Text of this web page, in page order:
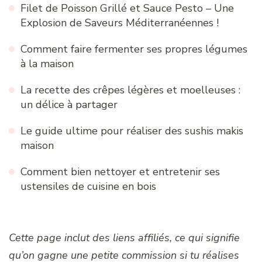
Filet de Poisson Grillé et Sauce Pesto – Une
Explosion de Saveurs Méditerranéennes !
Comment faire fermenter ses propres légumes
à la maison
La recette des crêpes légères et moelleuses :
un délice à partager
Le guide ultime pour réaliser des sushis makis
maison
Comment bien nettoyer et entretenir ses
ustensiles de cuisine en bois
Cette page inclut des liens affiliés, ce qui signifie
qu’on gagne une petite commission si tu réalises